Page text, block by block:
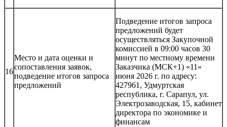
16
Место и дата оценки и
сопоставления заявок,
подведение итогов запроса
предложений
Подведение итогов запроса
предложений будет
осуществляться Закупочной
комиссией в 09:00 часов 30
минут по местному времени
Заказчика (МСК+1) «11»
июня 2026 г. по адресу:
427961, Удмуртская
республика, г. Сарапул, ул.
Электрозаводская, 15, кабинет
директора по экономике и
финансам